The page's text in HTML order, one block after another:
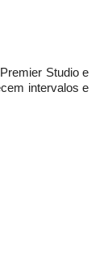
Studio e
intervalos e